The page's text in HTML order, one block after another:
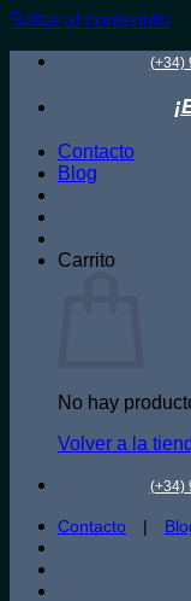
Saltar al contenido
(+34)
Contacto
Blog
Carrito
No hay
Volver a la
(+34)
Contacto |